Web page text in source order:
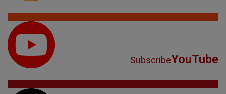
SubscribeYouTube